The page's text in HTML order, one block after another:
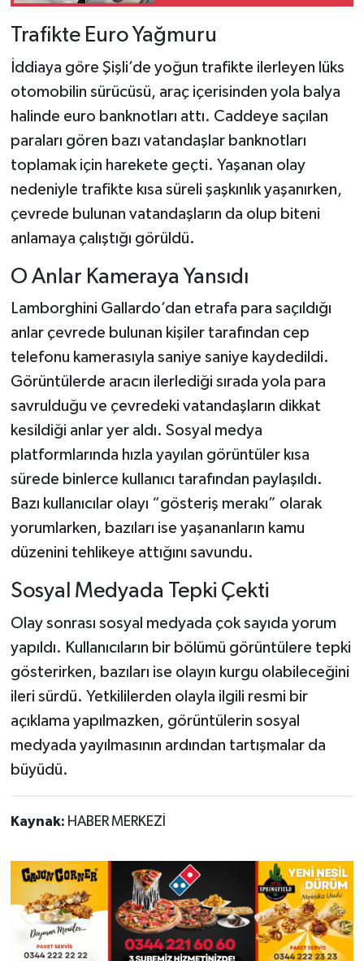
Trafikte Euro Yağmuru
İddiaya göre Şişli’de yoğun trafikte ilerleyen lüks
otomobilin sürücüsü, araç içerisinden yola balya
halinde euro banknotları attı. Caddeye saçılan
paraları gören bazı vatandaşlar banknotları
toplamak için harekete geçti. Yaşanan olay
nedeniyle trafikte kısa süreli şaşkınlık yaşanırken,
çevrede bulunan vatandaşların da olup biteni
anlamaya çalıştığı görüldü.
O Anlar Kameraya Yansıdı
Lamborghini Gallardo’dan etrafa para saçıldığı
anlar çevrede bulunan kişiler tarafından cep
telefonu kamerasıyla saniye saniye kaydedildi.
Görüntülerde aracın ilerlediği sırada yola para
savrulduğu ve çevredeki vatandaşların dikkat
kesildiği anlar yer aldı. Sosyal medya
platformlarında hızla yayılan görüntüler kısa
sürede binlerce kullanıcı tarafından paylaşıldı.
Bazı kullanıcılar olayı “gösteriş merakı” olarak
yorumlarken, bazıları ise yaşananların kamu
düzenini tehlikeye attığını savundu.
Sosyal Medyada Tepki Çekti
Olay sonrası sosyal medyada çok sayıda yorum
yapıldı. Kullanıcıların bir bölümü görüntülere tepki
gösterirken, bazıları ise olayın kurgu olabileceğini
ileri sürdü. Yetkililerden olayla ilgili resmi bir
açıklama yapılmazken, görüntülerin sosyal
medyada yayılmasının ardından tartışmalar da
büyüdü.
Kaynak: HABER MERKEZİ